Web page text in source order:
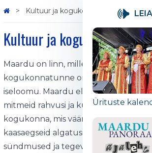
Kultuur ja kogukond
Kultuur ja kogukond
Maardu on linn, mille kultuuriline
kogukonnatunne on kujundanud
iseloomu. Maardu elanikud, kelle
mitmeid rahvusi ja kultuuritaustu, on
kogukonna, mis väärtustab nii
kaasaegseid algatusi. Linnas
sündmused ja tegevused, mis
Ürituste